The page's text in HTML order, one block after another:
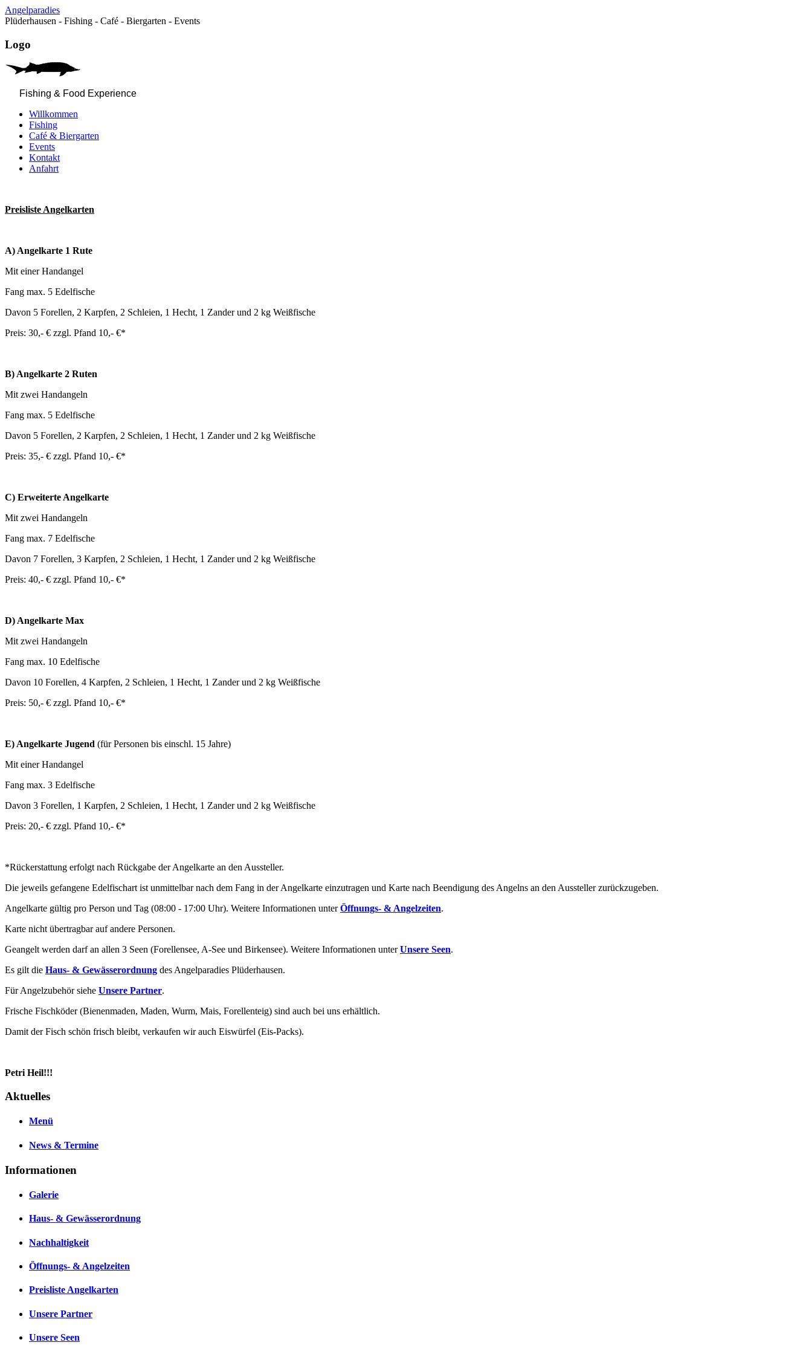
Angelparadies
Plüderhausen - Fishing - Café - Biergarten - Events
Logo
Fishing & Food Experience
Willkommen
Fishing
Café & Biergarten
Events
Kontakt
Anfahrt
Preisliste Angelkarten
A) Angelkarte 1 Rute
Mit einer Handangel
Fang max. 5 Edelfische
Davon 5 Forellen, 2 Karpfen, 2 Schleien, 1 Hecht, 1 Zanderund 2 kg Weißfische
Preis: 30,- € zzgl. Pfand 10,- €*
B) Angelkarte 2 Ruten
Mit zwei Handangeln
Fang max. 5 Edelfische
Davon 5 Forellen, 2 Karpfen, 2 Schleien, 1 Hecht, 1 Zanderund 2 kg Weißfische
Preis: 35,- € zzgl. Pfand 10,- €*
C) Erweiterte Angelkarte
Mit zwei Handangeln
Fang max. 7 Edelfische
Davon 7 Forellen, 3 Karpfen, 2 Schleien, 1 Hecht, 1 Zanderund 2 kg Weißfische
Preis: 40,- € zzgl. Pfand 10,- €*
D) Angelkarte Max
Mit zwei Handangeln
Fang max. 10 Edelfische
Davon 10 Forellen, 4 Karpfen, 2 Schleien, 1 Hecht, 1 Zanderund 2 kg Weißfische
Preis: 50,- € zzgl. Pfand 10,- €*
E) Angelkarte Jugend (für Personen bis einschl. 15 Jahre)
Mit einer Handangel
Fang max. 3 Edelfische
Davon 3 Forellen, 1 Karpfen, 2 Schleien, 1 Hecht, 1 Zanderund 2 kg Weißfische
Preis: 20,- € zzgl. Pfand 10,- €*
*Rückerstattung erfolgt nach Rückgabe der Angelkarte an den Aussteller.
Die jeweils gefangene Edelfischart ist unmittelbar nach dem Fang in der Angelkarte einzutragen und Karte nach Beendigung des Angelns an den Aussteller zurückzugeben.
Angelkarte gültig pro Person und Tag (08:00 - 17:00 Uhr). Weitere Informationen unterÖffnungs- & Angelzeiten.
Karte nicht übertragbaraufandere Personen.
Geangelt werden darf an allen 3 Seen (Forellensee, A-See und Birkensee). Weitere Informationen unterUnsere Seen.
Es gilt die Haus- & Gewässerordnung des Angelparadies Plüderhausen.
Für Angelzubehör siehe Unsere Partner.
Frische Fischköder (Bienenmaden, Maden, Wurm, Mais, Forellenteig) sind auch bei uns erhältlich.
Damit der Fisch schön frisch bleibt, verkaufen wir auch Eiswürfel (Eis-Packs).
Petri Heil!!!
Aktuelles
Menü
News & Termine
Informationen
Galerie
Haus- & Gewässerordnung
Nachhaltigkeit
Öffnungs- & Angelzeiten
Preisliste Angelkarten
Unsere Partner
Unsere Seen